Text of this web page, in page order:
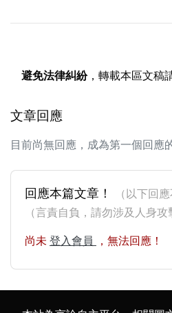
避免法律糾紛，轉載本區文稿
文章回應
目前尚無回應，成為第一個回應
回應本篇文章！
（以下回
（言責自負，請勿涉及人身攻
尚未 登入會員 ，無法回應！